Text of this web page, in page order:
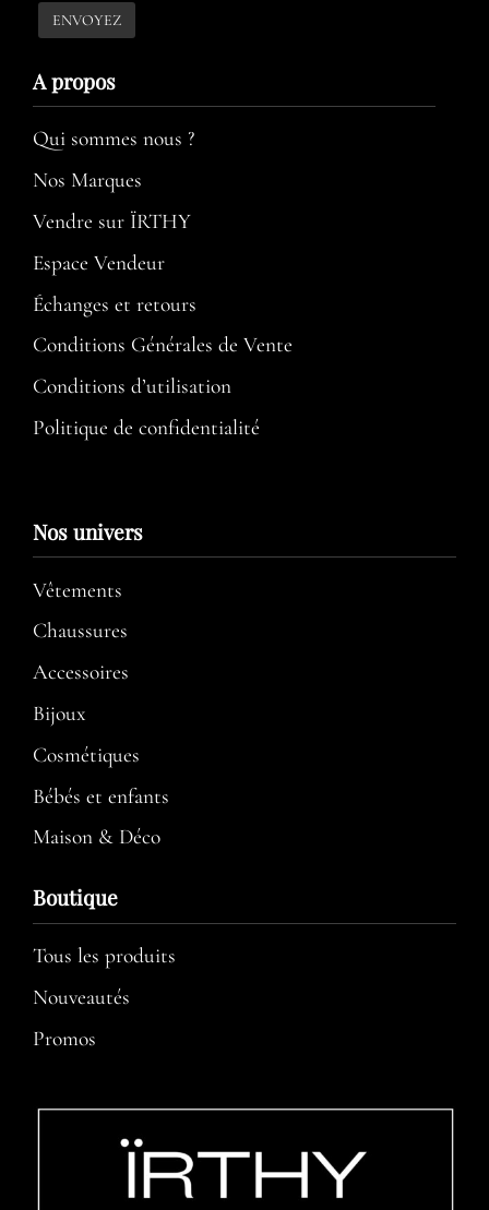
A propos​
Qui sommes nous ?
Nos Marques
Vendre sur ÏRTHY
Espace Vendeur
Échanges et retours
Conditions Générales de Vente
Conditions d’utilisation​
Politique de confidentialité
Nos univers
Vêtements
Chaussures
Accessoires
Bijoux
Cosmétiques
Bébés et enfants
Maison & Déco
Boutique
Tous les produits
Nouveautés
Promos